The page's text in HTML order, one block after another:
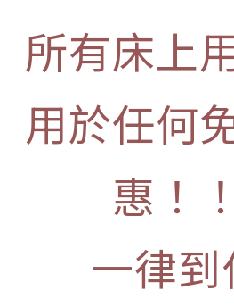
所有床上
用於任何
惠！
一律